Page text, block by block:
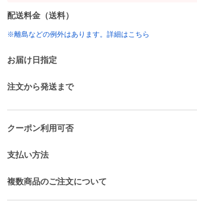
配送料金（送料）
※離島などの例外はあります。詳細はこちら
お届け日指定
注文から発送まで
クーポン利用可否
支払い方法
複数商品のご注文について